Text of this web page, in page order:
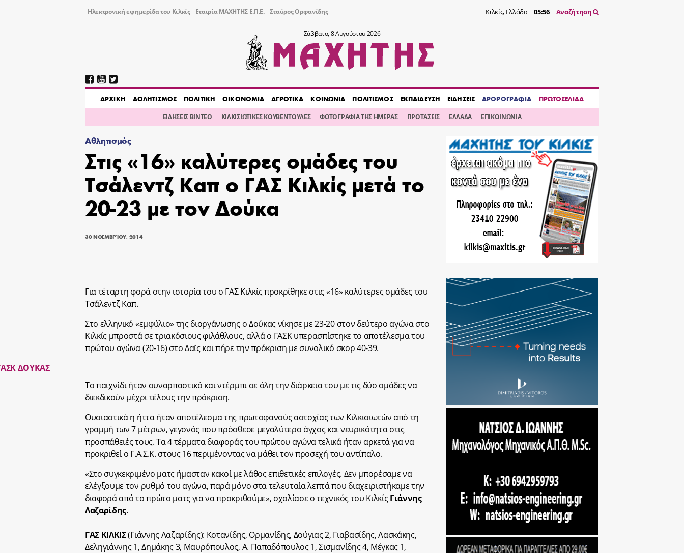
Ηλεκτρονική εφημερίδα του Κιλκίς Εταιρία ΜΑΧΗΤΗΣ Ε.Π.Ε. Σταύρος Ορφανίδης Κιλκίς, Ελλάδα 05:56 Αναζήτηση
Σάββατο, 8 Αυγούστου 2026
AΡΧΙΚΗ ΑΘΛΗΤΙΣΜΟΣ ΠΟΛΙΤΙΚΗ ΟΙΚΟΝΟΜΙΑ ΑΓΡΟΤΙΚΑ ΚΟΙΝΩΝΙΑ ΠΟΛΙΤΙΣΜΟΣ ΕΚΠΑΙΔΕΥΣΗ ΕΙΔΗΣΕΙΣ ΑΡΘΡΟΓΡΑΦΙΑ ΠΡΩΤΟΣΕΛΙΔΑ
ΕΙΔΗΣΕΙΣ ΒΙΝΤΕΟ ΚΙΛΚΙΣΙΩΤΙΚΕΣ ΚΟΥΒΕΝΤΟΥΛΕΣ ΦΩΤΟΓΡΑΦΙΑ ΤΗΣ ΗΜΕΡΑΣ ΠΡΟΤΑΣΕΙΣ ΕΛΛΑΔΑ ΕΠΙΚΟΙΝΩΝΙΑ
Αθλητισμός
Στις «16» καλύτερες ομάδες του
Τσάλεντζ Καπ ο ΓΑΣ Κιλκίς μετά το
20-23 με τον Δούκα
30 ΝΟΕΜΒΡΊΟΥ, 2014
Για τέταρτη φορά στην ιστορία του ο ΓΑΣ Κιλκίς προκρίθηκε στις «16» καλύτερες ομάδες του
Τσάλεντζ Καπ.
Στο ελληνικό «εμφύλιο» της διοργάνωσης ο Δούκας νίκησε με 23-20 στον δεύτερο αγώνα στο
Κιλκίς μπροστά σε τριακόσιους φιλάθλους, αλλά ο ΓΑΣΚ υπερασπίστηκε το αποτέλεσμα του
πρώτου αγώνα (20-16) στο Δαϊς και πήρε την πρόκριση με συνολικό σκορ 40-39.
Το παιχνίδι ήταν συναρπαστικό και ντέρμπι σε όλη την διάρκεια του με τις δύο ομάδες να
διεκδικούν μέχρι τέλους την πρόκριση.
Ουσιαστικά η ήττα ήταν αποτέλεσμα της πρωτοφανούς αστοχίας των Κιλκισιωτών από τη
γραμμή των 7 μέτρων, γεγονός που πρόσθεσε μεγαλύτερο άγχος και νευρικότητα στις
προσπάθειές τους. Τα 4 τέρματα διαφοράς του πρώτου αγώνα τελικά ήταν αρκετά για να
προκριθεί ο Γ.Α.Σ.Κ. στους 16 περιμένοντας να μάθει τον προσεχή του αντίπαλο.
«Στο συγκεκριμένο ματς ήμασταν κακοί με λάθος επιθετικές επιλογές. Δεν μπορέσαμε να
ελέγξουμε τον ρυθμό του αγώνα, παρά μόνο στα τελευταία λεπτά που διαχειριστήκαμε την
διαφορά από το πρώτο ματς για να προκριθούμε», σχολίασε ο τεχνικός του ΚιλκίςΓιάννης
Λαζαρίδης.
ΓΑΣ ΚΙΛΚΙΣ(Γιάννης Λαζαρίδης): Κοτανίδης, Ορμανίδης, Δούγιας 2, Γιαβασίδης, Λασκάκης,
Δεληγιάννης 1, Δημάκης 3, Μαυρόπουλος, Α. Παπαδόπουλος 1, Σισμανίδης 4, Μέγκας 1,